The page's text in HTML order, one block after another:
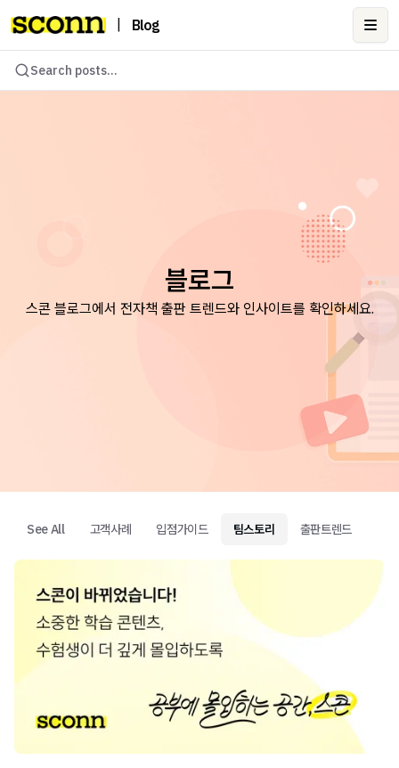
Blog
Search posts...
블로그
스콘 블로그에서 전자책 출판 트렌드와 인사이트를 확인하세요.
See All 고객사례 입점가이드 팀스토리 출판트렌드